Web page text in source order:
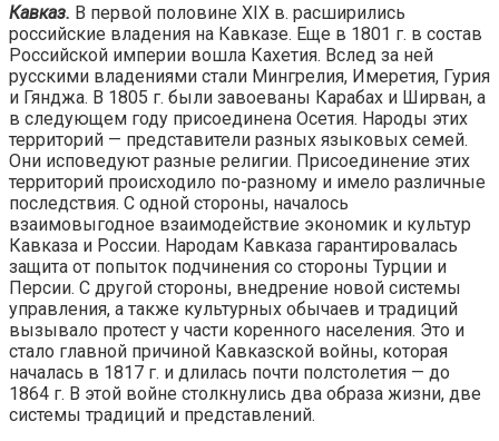
Кавказ. В первой половине XIX в. расширились
российские владения на Кавказе. Еще в 1801 г. в состав
Российской империи вошла Кахетия. Вслед за ней
русскими владениями стали Мингрелия, Имеретия, Гурия
и Гянджа. В 1805 г. были завоеваны Карабах и Ширван, а
в следующем году присоединена Осетия. Народы этих
территорий — представители разных языковых семей.
Они исповедуют разные религии. Присоединение этих
территорий происходило по-разному и имело различные
последствия. С одной стороны, началось
взаимовыгодное взаимодействие экономик и культур
Кавказа и России. Народам Кавказа гарантировалась
защита от попыток подчинения со стороны Турции и
Персии. С другой стороны, внедрение новой системы
управления, а также культурных обычаев и традиций
вызывало протест у части коренного населения. Это и
стало главной причиной Кавказской войны, которая
началась в 1817 г. и длилась почти полстолетия — до
1864 г. В этой войне столкнулись два образа жизни, две
системы традиций и представлений.